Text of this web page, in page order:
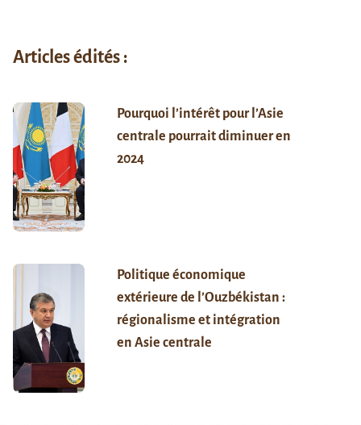
Articles édités :
Pourquoi l’intérêt pour l’Asie
centrale pourrait diminuer en
2024
Politique économique
extérieure de l’Ouzbékistan :
régionalisme et intégration
en Asie centrale